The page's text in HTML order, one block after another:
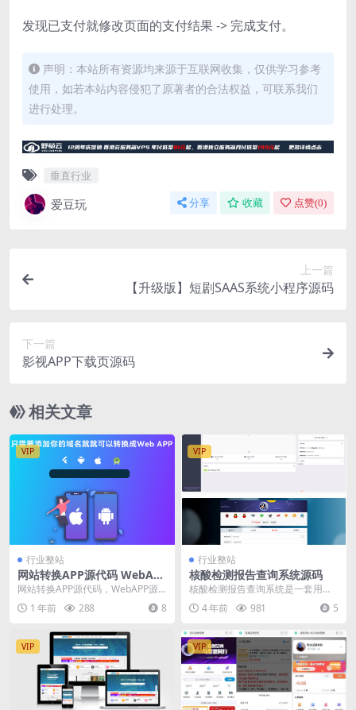
发现已支付就修改页面的支付结果 -> 完成支付。
声明：本站所有资源均来源于互联网收集，仅供学习参考
使用，如若本站内容侵犯了原著者的合法权益，可联系我们
进行处理。
垂直行业
爱豆玩 分享 收藏 点赞(0)
上一篇
【升级版】短剧SAAS系统小程序源码
下一篇
影视APP下载页源码
相关文章
VIP
行业整站
网站转换APP源代码 WebAP
P源代码 网站生成APP源代码
Flutter项目 带控制端
网站转换APP源代码，WebAPP源
代码，网站生成APP源代码，Flutte
r项...1 年前 288 8
VIP
行业整站
核酸检测报告查询系统源码
核酸检测报告查询系统是一套用于
核酸检测报告数据批量添加和前台
查询服务网络版本软件...
4 年前 981 5
VIP VIP